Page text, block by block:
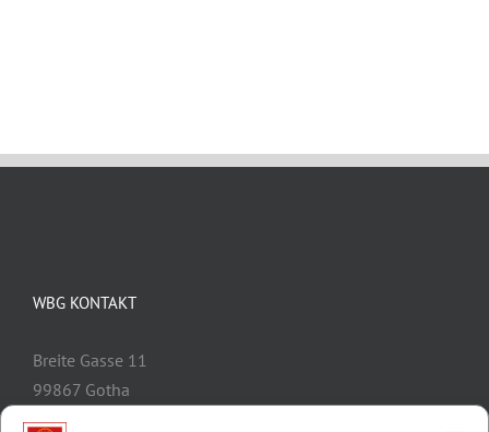
WBG KONTAKT
Breite Gasse 11
99867 Gotha
Telefon: